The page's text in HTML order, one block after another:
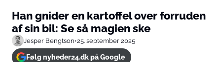
Han gnider en kartoffel over forruden
af sin bil: Se så magien ske
Jesper Bengtson•25. september 2025
Følg nyheder24.dk på Google